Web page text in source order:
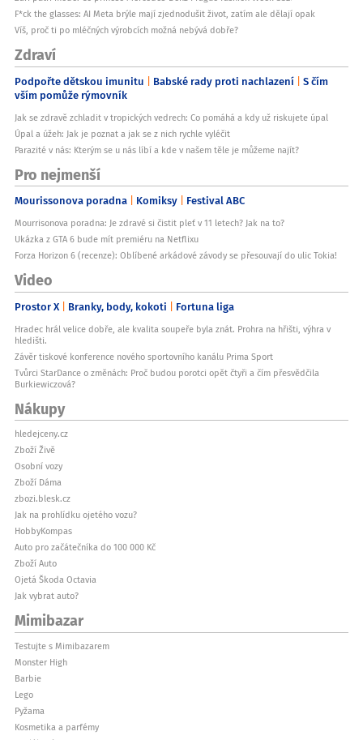
F*ck the glasses: AI Meta brýle mají zjednodušit život, zatím ale dělají opak
Víš, proč ti po mléčných výrobcích možná nebývá dobře?
Zdraví
Podpořte dětskou imunitu Babské rady proti nachlazení S čím
vším pomůže rýmovník
Jak se zdravě zchladit v tropických vedrech: Co pomáhá a kdy už riskujete úpal
Úpal a úžeh: Jak je poznat a jak se z nich rychle vyléčit
Parazité v nás: Kterým se u nás líbí a kde v našem těle je můžeme najít?
Pro nejmenší
Mourissonova poradna Komiksy Festival ABC
Mourrisonova poradna: Je zdravé si čistit pleť v 11 letech? Jak na to?
Ukázka z GTA 6 bude mít premiéru na Netflixu
Forza Horizon 6 (recenze): Oblíbené arkádové závody se přesouvají do ulic Tokia!
Video
Prostor X Branky, body, kokoti Fortuna liga
Hradec hrál velice dobře, ale kvalita soupeře byla znát. Prohra na hřišti, výhra v
hledišti.
Závěr tiskové konference nového sportovního kanálu Prima Sport
Tvůrci StarDance o změnách: Proč budou porotci opět čtyři a čím přesvědčila
Burkiewiczová?
Nákupy
hledejceny.cz
Zboží Živě
Osobní vozy
Zboží Dáma
zbozi.blesk.cz
Jak na prohlídku ojetého vozu?
HobbyKompas
Auto pro začátečníka do 100 000 Kč
Zboží Auto
Ojetá Škoda Octavia
Jak vybrat auto?
Mimibazar
Testujte s Mimibazarem
Monster High
Barbie
Lego
Pyžama
Kosmetika a parfémy